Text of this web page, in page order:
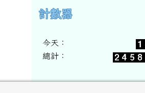
右邊區域內容
計數器
今天：
總計：